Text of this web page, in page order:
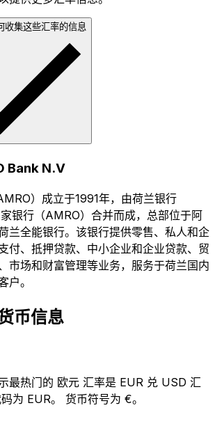
收集这些汇率的信息
Bank N.V
）成立于1991年，由荷兰银行
家银行（AMRO）合并而成，总部位于阿
兰全能银行。该银行提供零售、私人和企
付、抵押贷款、中小企业和企业贷款、贸
市场和财富管理等业务，服务于荷兰国内
户。
币信息
最热门的 欧元 汇率是 EUR 兑 USD 汇
为 EUR。 货币符号为 €。